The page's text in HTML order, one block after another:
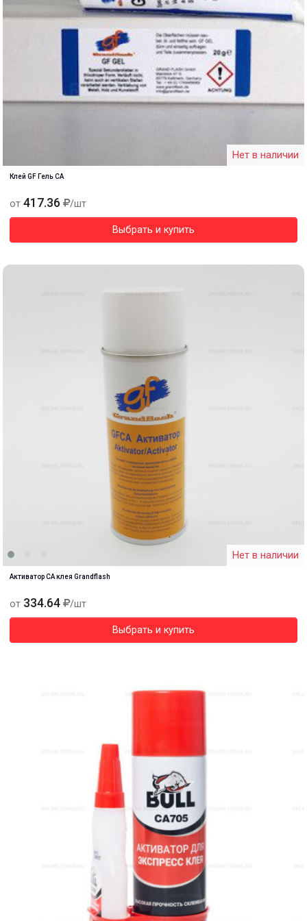
Нет в наличии
Клей GF Гель CA
от 417.36 /шт
Выбрать и купить
Нет в наличии
Активатор CA клея Grandflash
от 334.64 /шт
Выбрать и купить